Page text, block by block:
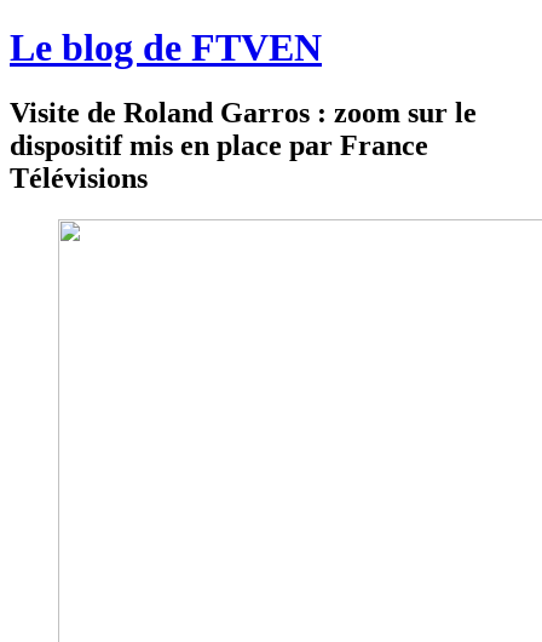
Le blog de FTVEN
Visite de Roland Garros : zoom sur le
dispositif mis en place par France
Télévisions